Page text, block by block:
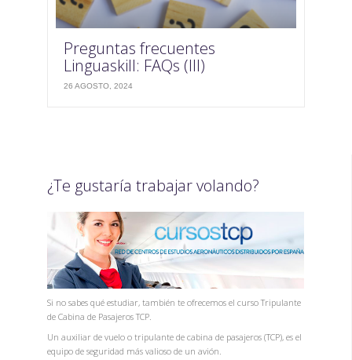
Preguntas frecuentes
Linguaskill: FAQs (III)
26 AGOSTO, 2024
¿Te gustaría trabajar volando?
Si no sabes qué estudiar, también te ofrecemos el curso Tripulante
de Cabina de Pasajeros TCP.
Un auxiliar de vuelo o tripulante de cabina de pasajeros (TCP), es el
equipo de seguridad más valioso de un avión.